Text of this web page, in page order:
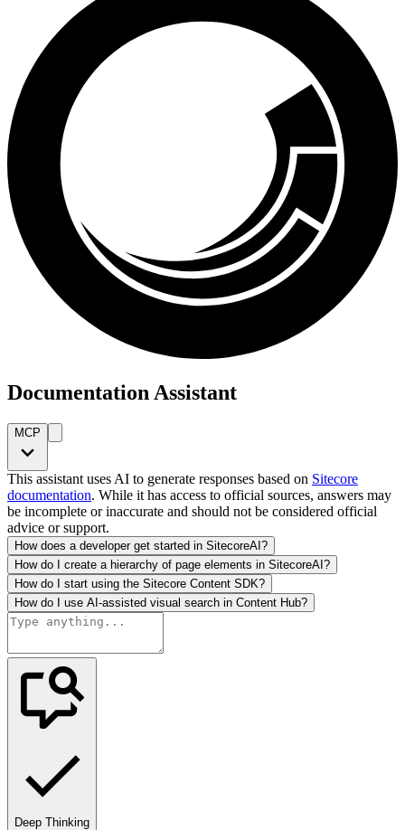
Documentation Assistant
MCP
This assistant uses AI to generate responses based on Sitecore
documentation. While it has access to official sources, answers may
be incomplete or inaccurate and should not be considered official
advice or support.
How does a developer get started in SitecoreAI?
How do I create a hierarchy of page elements in SitecoreAI?
How do I start using the Sitecore Content SDK?
How do I use AI-assisted visual search in Content Hub?
Deep Thinking